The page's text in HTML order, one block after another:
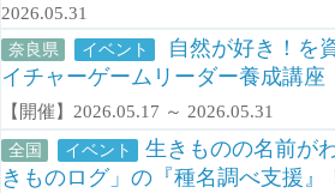
2026.05.31
奈良県 イベント
自然が好き！を
イチャーゲームリーダー養成講座
【開催】2026.05.17 ～ 2026.05.31
全国 イベント
生きものの名前が
きものログ」の『種名調べ支援